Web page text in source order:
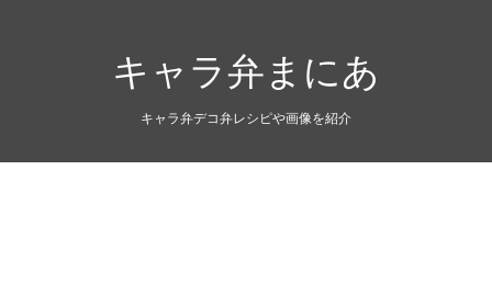
キャラ弁まにあ
キャラ弁デコ弁レシピや画像を紹介